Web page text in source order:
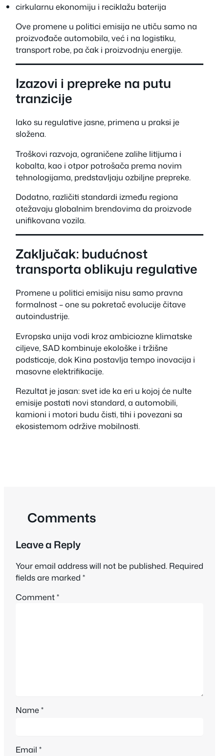
cirkularnu ekonomiju i reciklažu baterija
Ove promene u politici emisija ne utiču samo na
proizvođače automobila, već i na logistiku,
transport robe, pa čak i proizvodnju energije.
Izazovi i prepreke na putu
tranzicije
Iako su regulative jasne, primena u praksi je
složena.
Troškovi razvoja, ograničene zalihe litijuma i
kobalta, kao i otpor potrošača prema novim
tehnologijama, predstavljaju ozbiljne prepreke.
Dodatno, različiti standardi između regiona
otežavaju globalnim brendovima da proizvode
unifikovana vozila.
Zaključak: budućnost
transporta oblikuju regulative
Promene u politici emisija nisu samo pravna
formalnost – one su pokretač evolucije čitave
autoindustrije.
Evropska unija vodi kroz ambiciozne klimatske
ciljeve, SAD kombinuje ekološke i tržišne
podsticaje, dok Kina postavlja tempo inovacija i
masovne elektrifikacije.
Rezultat je jasan: svet ide ka eri u kojoj će nulte
emisije postati novi standard, a automobili,
kamioni i motori budu čisti, tihi i povezani sa
ekosistemom održive mobilnosti.
Comments
Leave a Reply
Your email address will not be published. Required
fields are marked *
Comment*
Name*
Email *